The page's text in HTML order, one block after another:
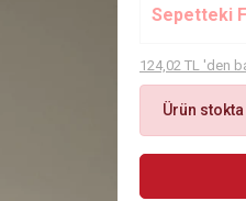
Sepetteki
124,02 TL 'den
Ürün